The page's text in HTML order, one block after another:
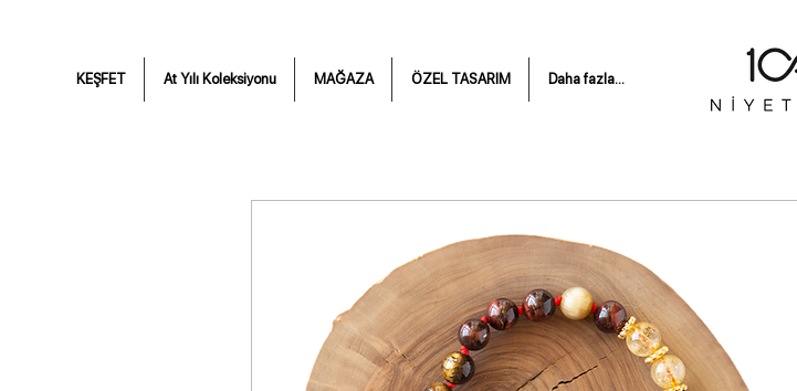
KEŞFET At Yılı Koleksiyonu MAĞAZA ÖZEL TASARIM Daha fazla...